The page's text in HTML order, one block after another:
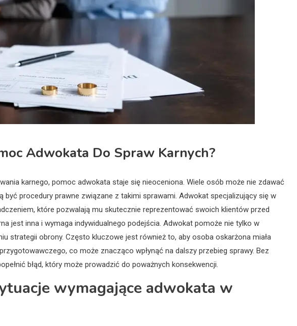
Adwokata Do Spraw Karnych?
karnego, pomoc adwokata staje się nieoceniona. Wiele osób może nie zdawać
procedury prawne związane z takimi sprawami. Adwokat specjalizujący się w
które pozwalają mu skutecznie reprezentować swoich klientów przed
jest inna i wymaga indywidualnego podejścia. Adwokat pomoże nie tylko w
strategii obrony. Często kluczowe jest również to, aby osoba oskarżona miała
co może znacząco wpłynąć na dalszy przebieg sprawy. Bez
błąd, który może prowadzić do poważnych konsekwencji.
wymagające adwokata w